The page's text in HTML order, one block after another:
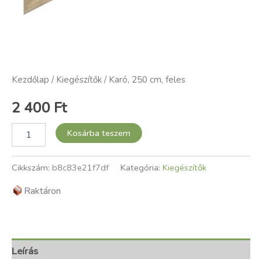
Kezdőlap / Kiegészítők / Karó, 250 cm, feles
2 400 Ft
Kosárba teszem
Cikkszám: b8c83e21f7df Kategória: Kiegészítők
Raktáron
Leírás